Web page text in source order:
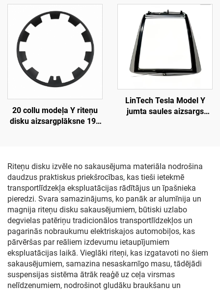
1514952-00-D, 1514952-
00-E, 1514952-10-E),
automobiļu apgaismojuma
galvaslampu aizvietošana
20 collu modeļa Y riteņu
disku aizsargplāksne 19–
LinTech Tesla Model Y
jumta saules aizsargs
Riteņu disku izvēle no sakausējuma materiāla nodrošina
daudzus praktiskus priekšrocības, kas tieši ietekmē
transportlīdzekļa ekspluatācijas rādītājus un īpašnieka
pieredzi. Svara samazinājums, ko panāk ar alumīnija un
magnija riteņu disku sakausējumiem, būtiski uzlabo
degvielas patēriņu tradicionālos transportlīdzekļos un
pagarinās nobraukumu elektriskajos automobiļos, kas
pārvēršas par reāliem izdevumu ietaupījumiem
ekspluatācijas laikā. Vieglāki riteņi, kas izgatavoti no šiem
sakausējumiem, samazina nesaskarnīgo masu, tādējādi
suspensijas sistēma ātrāk reaģē uz ceļa virsmas
nelīdzenumiem, nodrošinot gludāku braukšanu un